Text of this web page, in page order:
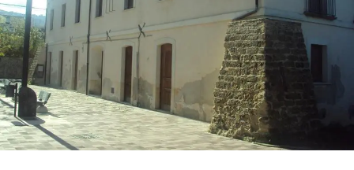
ECONOMIA E LAVORO
EVENTI
SPORT
Streaming
LAC TV